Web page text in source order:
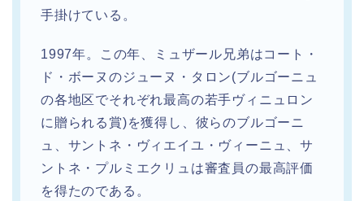
手掛けている。
1997年。この年、ミュザール兄弟はコート・
ド・ボーヌのジューヌ・タロン(ブルゴーニュ
の各地区でそれぞれ最高の若手ヴィニュロン
に贈られる賞)を獲得し、彼らのブルゴーニ
ュ、サントネ・ヴィエイユ・ヴィーニュ、サ
ントネ・プルミエクリュは審査員の最高評価
を得たのである。